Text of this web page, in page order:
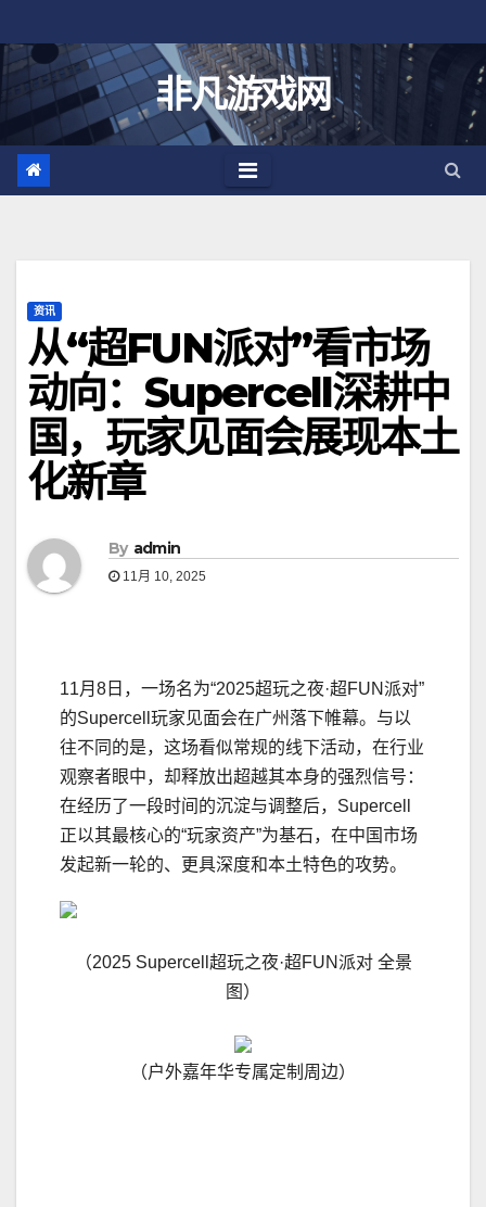
至
非凡游戏网
资讯
从“超FUN派对”看市场
动向：Supercell深耕中
国，玩家见面会展现本土
化新章
By admin
11月 10, 2025
11月8日，一场名为“2025超玩之夜·超FUN派对”
的Supercell玩家见面会在广州落下帷幕。与以
往不同的是，这场看似常规的线下活动，在行业
观察者眼中，却释放出超越其本身的强烈信号：
在经历了一段时间的沉淀与调整后，Supercell
正以其最核心的“玩家资产”为基石，在中国市场
发起新一轮的、更具深度和本土特色的攻势。
（2025 Supercell超玩之夜·超FUN派对 全景
图）
（户外嘉年华专属定制周边）